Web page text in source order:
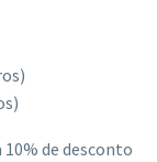
10% de desconto